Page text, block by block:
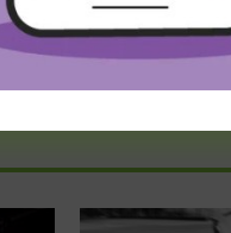
i neće moći da